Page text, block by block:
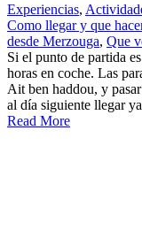
Experiencias,
Como llegar y que
desde Merzouga, Que
Si el punto de partida
horas en coche. Las
Ait ben haddou, y
al día siguiente llegar
Read More